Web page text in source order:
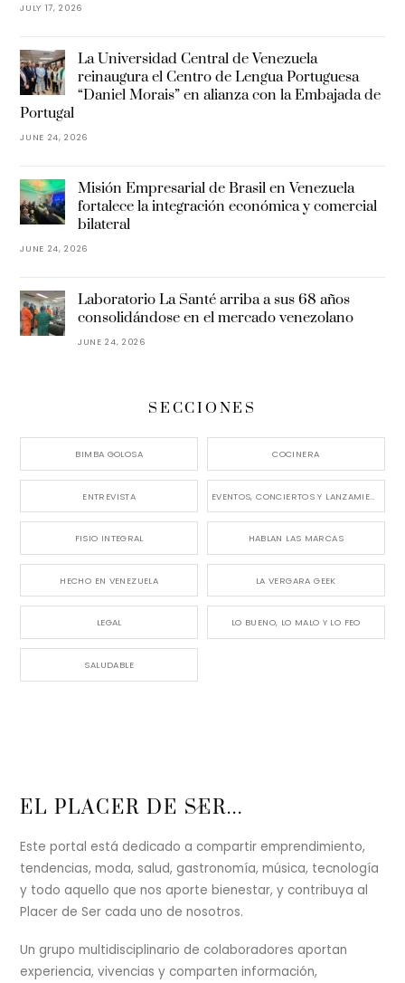
JULY 17, 2026
La Universidad Central de Venezuela
reinaugura el Centro de Lengua Portuguesa
“Daniel Morais” en alianza con la Embajada de
Portugal
JUNE 24, 2026
Misión Empresarial de Brasil en Venezuela
fortalece la integración económica y comercial
bilateral
JUNE 24, 2026
Laboratorio La Santé arriba a sus 68 años
consolidándose en el mercado venezolano
JUNE 24, 2026
SECCIONES
BIMBA GOLOSA COCINERA
ENTREVISTA
FISIO INTEGRAL HABLAN LAS MARCAS
HECHO EN VENEZUELA LA VERGARA GEEK
LEGAL LO BUENO, LO MALO Y LO FEO
SALUDABLE
Back
Top
EL PLACER DE SER...
Este portal está dedicado a compartir emprendimiento,
tendencias, moda, salud, gastronomía, música, tecnología
y todo aquello que nos aporte bienestar, y contribuya al
Placer de Ser cada uno de nosotros.
Un grupo multidisciplinario de colaboradores aportan
experiencia, vivencias y comparten información,